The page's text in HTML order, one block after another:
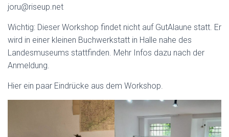
joru@riseup.net
Wichtig: Dieser Workshop findet nicht auf GutAlaune statt. Er
wird in einer kleinen Buchwerkstatt in Halle nahe des
Landesmuseums stattfinden. Mehr Infos dazu nach der
Anmeldung.
Hier ein paar Eindrücke aus dem Workshop.